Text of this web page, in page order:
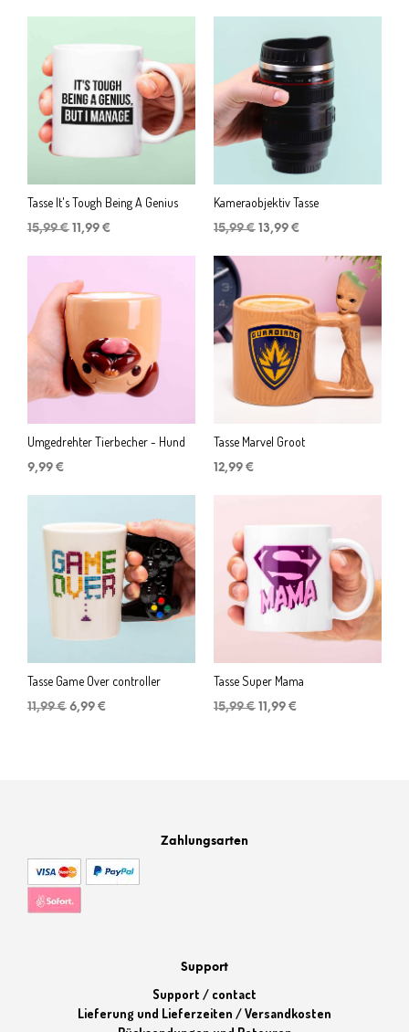
Tasse It's Tough Being A Genius
15,99€ Ursprünglicher
war:
11,99 €
ist:
Kameraobjektiv Tasse
15,99€ Ursprünglicher
war:
13,99 €
ist:
13,99 €.
Umgedrehter Tierbecher - Hund
9,99 €
Tasse Marvel Groot
12,99 €
Tasse Game Over controller
11,99€ Ursprünglicher
6,99 €
Tasse Super Mama
15,99€ Ursprünglicher
11,99 €
Zahlungsarten
Support
Support / contact
Lieferung und Lieferzeiten / Versandkosten